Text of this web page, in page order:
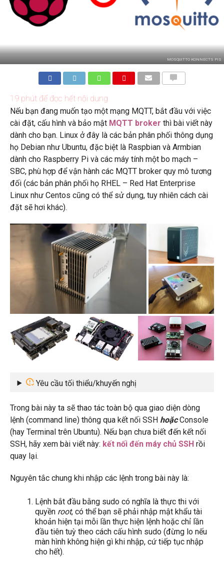
MOSQUITTO KONNECTS PIS
19phút để đọc hết nội dung
Nếu bạn đang muốn tạo một mạng MQTT, bắt đầu với việc
cài đặt, cấu hình và bảo mật MQTT broker thì bài viết này
dành cho bạn. Linux ở đây là các bản phân phối thông dụng
họ Debian như Ubuntu, đặc biệt là Raspbian và Armbian
dành cho Raspberry Pi và các máy tính một bo mạch –
SBC, phù hợp để vận hành các MQTT broker quy mô tương
đối (các bản phân phối họ RHEL – Red Hat Enterprise
Linux như Centos cũng có thể sử dụng, tuy nhiên cách cài
đặt sẽ hơi khác).
Yêu cầu tối thiểu/khuyến nghị
Trong bài này ta sẽ thao tác toàn bộ qua giao diện dòng
lệnh (command line) thông qua kết nối SSH hoặcConsole
(hay Terminal trên Ubuntu). Nếu bạn chưa biết đến kết nối
SSH, hãy xem bài viết này: kết nối đến máy chủ SSHrồi
quay lại.
Nguyên tắc chung khi nhập các lệnh trong bài này là:
Lệnh bắt đầu bằng sudo có nghĩa là thực thi với
quyền root, có thể bạn sẽ phải nhập mật khẩu tài
khoản hiện tại mỗi lần thực hiện lệnh hoặc chỉ lần
đầu tiên tuỳ theo cách cấu hình sudo (đừng lo nếu
màn hình không hiện gì khi nhập, cứ tiếp tục nhập
cho hết).